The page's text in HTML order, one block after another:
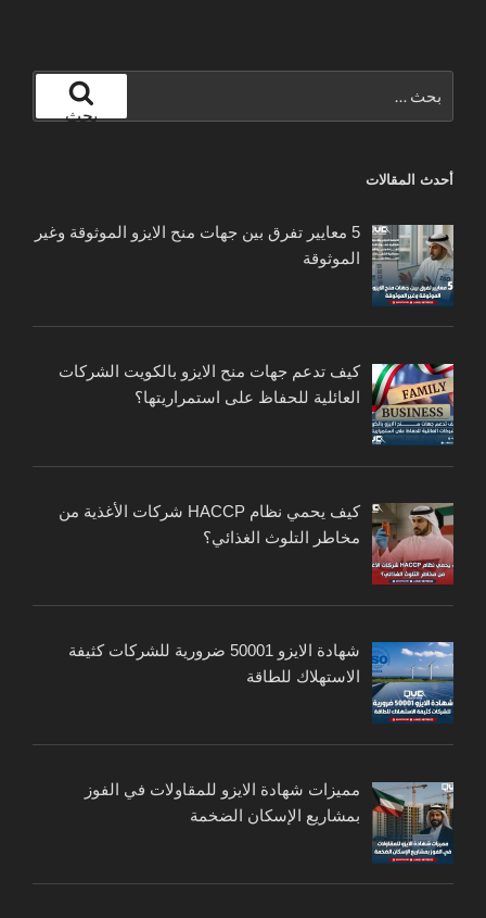
عن:
بحث
أحدث المقالات
5 معايير تفرق بين جهات منح الايزو الموثوقة وغير
الموثوقة
كيف تدعم جهات منح الايزو بالكويت الشركات
العائلية للحفاظ على استمراريتها؟
كيف يحمي نظام HACCP شركات الأغذية من
مخاطر التلوث الغذائي؟
شهادة الايزو 50001 ضرورية للشركات كثيفة
الاستهلاك للطاقة
مميزات شهادة الايزو للمقاولات في الفوز
بمشاريع الإسكان الضخمة